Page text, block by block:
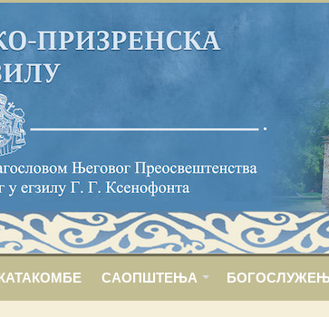
САОПШТЕЊА